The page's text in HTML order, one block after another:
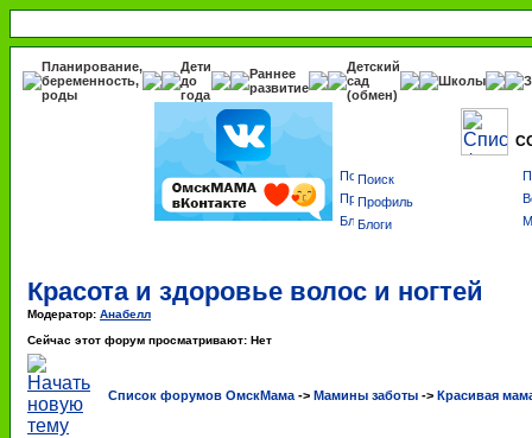
Планирование,
беременность,
роды
Дети
до
года
Раннее
развитие
Детский
сад
(обмен)
Школы
Поиск
Профиль
Блоги
Красота и здоровье волос и ногтей
Модератор: Анабелл
Сейчас этот форум просматривают: Нет
Список форумов ОмскМама -> Мамины заботы -> Красивая